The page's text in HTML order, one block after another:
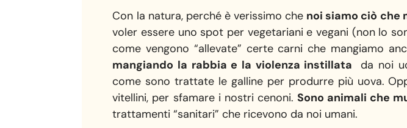
Con la natura, perché è verissimo che noi siamo ciò che
voler essere uno spot per vegetariani e vegani (non lo
come vengono “allevate” certe carni che mangiamo
mangiando la rabbia e la violenza instillata
da noi
come sono trattate le galline per produrre più uova.
vitellini, per sfamare i nostri cenoni. Sono animali che
trattamenti “sanitari” che ricevono da noi umani.